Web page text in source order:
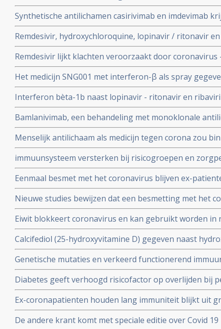
immuunrespons bij ouderen (55+), de groep met het
Synthetische antilichamen casirivimab en imdevimab
authorization (EUA) voor gebruik bij patienten besmet
met milde klachten
Remdesivir, hydroxychloroquine, lopinavir / ritonavir
geen effect als behandeling van patienten
coronabesmetting.
Remdesivir lijkt klachten veroorzaakt door coronavirus
maar is weinig bewijs voor.
Het medicijn SNG001 met interferon-β als spray
bij patienten besmet met het coronavirus - Covid-19
ziekenhuis.
Interferon bèta-1b naast lopinavir - ritonavir en
behandeling van patiënten met COVID-19 dan
Interferon bèta-1b
Bamlanivimab, een behandeling met monoklonale
met het coronavirus - Covid-19 krijgt toestemming van
uitstekende resultaten.
Menselijk antilichaam als medicijn tegen corona zou
kunnen leveren volgens onderzoekers van Erasmus MC
immuunsysteem versterken bij risicogroepen en
wachten op vaccin, aldus Immunoloog dr. Carla Peeters
Eenmaal besmet met het coronavirus blijven ex-
studie. Immuniteit voor Covid-19-infectie blijft
waarschijnlijk langer dan dat.
Nieuwe studies bewijzen dat een besmetting met het
langdurige immuniteit geeft door IgM en IgA
immuunsysteem
Eiwit blokkeert coronavirus en kan gebruikt worden in
mondkapje zou dan niet meer nodig zijn.
Calcifediol (25-hydroxyvitamine D) gegeven naast
in vroeg stadium van een behandeling voor COVID-
het aantal opnames op de intensive care-afdeling en
Genetische mutaties en verkeerd functionerend
interferon type 1 komt voor bij ca 10 tot 15 procent
Diabetes geeft verhoogd risicofactor op overlijden bij
coronavirus - COVID-19, zelfs na correctie voor
en relevante andere aandoeningen - comorbiditeit
Ex-coronapatienten houden lang immuniteit blijkt uit
procent van besmette personen had antistoffen en 44
mensen had antistoffen en immuniteit.
De andere krant komt met speciale editie over Covid